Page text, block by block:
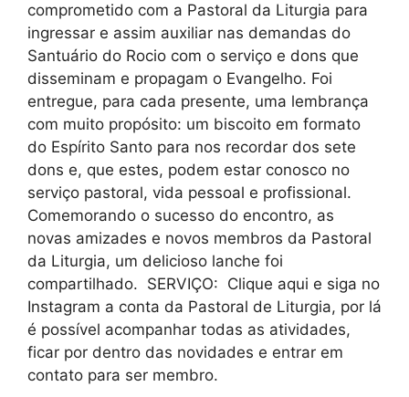
comprometido com a Pastoral da Liturgia para
ingressar e assim auxiliar nas demandas do
Santuário do Rocio com o serviço e dons que
disseminam e propagam o Evangelho. Foi
entregue, para cada presente, uma lembrança
com muito propósito: um biscoito em formato
do Espírito Santo para nos recordar dos sete
dons e, que estes, podem estar conosco no
serviço pastoral, vida pessoal e profissional.
Comemorando o sucesso do encontro, as
novas amizades e novos membros da Pastoral
da Liturgia, um delicioso lanche foi
compartilhado. SERVIÇO: Clique aqui e siga no
Instagram a conta da Pastoral de Liturgia, por lá
é possível acompanhar todas as atividades,
ficar por dentro das novidades e entrar em
contato para ser membro.